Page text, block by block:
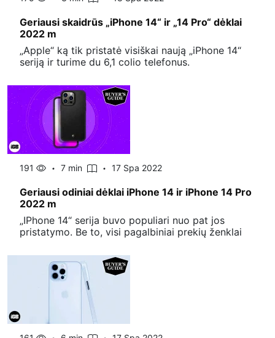
Geriausi skaidrūs „iPhone 14“ ir „14 Pro“ dėklai
2022 m
„Apple“ ką tik pristatė visiškai naują „iPhone 14“
seriją ir turime du 6,1 colio telefonus.
191 7 min 17 Spa 2022
Geriausi odiniai dėklai iPhone 14 ir iPhone 14 Pro
2022 m
„IPhone 14“ serija buvo populiari nuo pat jos
pristatymo. Be to, visi pagalbiniai prekių ženklai